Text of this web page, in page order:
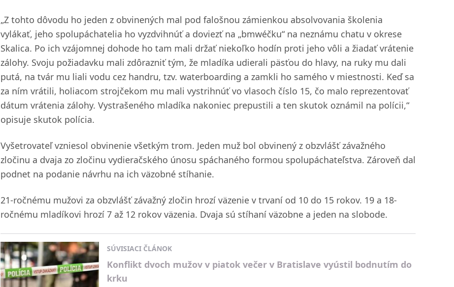
„Z tohto dôvodu ho jeden z obvinených mal pod falošnou zámienkou absolvovania školenia
vylákať, jeho spolupáchatelia ho vyzdvihnúť a doviezť na „bmwéčku“ na neznámu chatu v okrese
Skalica. Po ich vzájomnej dohode ho tam mali držať niekoľko hodín proti jeho vôli a žiadať vrátenie
zálohy. Svoju požiadavku mali zdôrazniť tým, že mladíka udierali päsťou do hlavy, na ruky mu dali
putá, na tvár mu liali vodu cez handru, tzv. waterboarding a zamkli ho samého v miestnosti. Keď sa
za ním vrátili, holiacom strojčekom mu mali vystrihnúť vo vlasoch číslo 15, čo malo reprezentovať
dátum vrátenia zálohy. Vystrašeného mladíka nakoniec prepustili a ten skutok oznámil na polícii,“
opisuje skutok polícia.
Vyšetrovateľ vzniesol obvinenie všetkým trom. Jeden muž bol obvinený z obzvlášť závažného
zločinu a dvaja zo zločinu vydieračského únosu spáchaného formou spolupáchateľstva. Zároveň dal
podnet na podanie návrhu na ich väzobné stíhanie.
21-ročnému mužovi za obzvlášť závažný zločin hrozí väzenie v trvaní od 10 do 15 rokov. 19 a 18-
ročnému mladíkovi hrozí 7 až 12 rokov väzenia. Dvaja sú stíhaní väzobne a jeden na slobode.
SÚVISIACI ČLÁNOK
Konflikt dvoch mužov v piatok večer v Bratislave vyústil bodnutím do
krku